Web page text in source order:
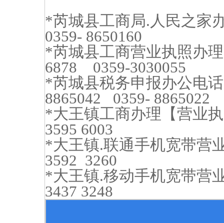
*芮城县工商局.人民之家
0359- 8650160
*芮城县工商营业执照办
6878 0359-3030055
*芮城县税务申报办公电
8865042 0359- 8865022
*大王镇工商办理【营业
3595 6003
*大王镇.联通手机宽带营
3592 3260
*大王镇.移动手机宽带营
3437 3248